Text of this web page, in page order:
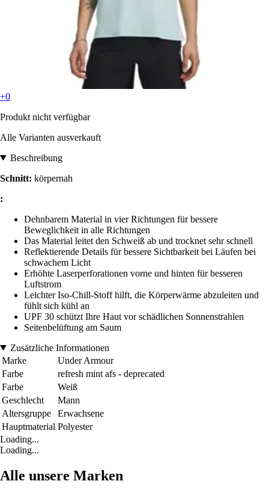
+0
Produkt nicht verfügbar
Alle Varianten ausverkauft
Beschreibung
Schnitt: körpernah
:
Dehnbarem Material in vier Richtungen für bessere
Beweglichkeit in alle Richtungen
Das Material leitet den Schweiß ab und trocknet sehr schnell
Reflektierende Details für bessere Sichtbarkeit bei Läufen bei
schwachem Licht
Erhöhte Laserperforationen vorne und hinten für besseren
Luftstrom
Leichter Iso-Chill-Stoff hilft, die Körperwärme abzuleiten und
fühlt sich kühl an
UPF 30 schützt Ihre Haut vor schädlichen Sonnenstrahlen
Seitenbelüftung am Saum
Zusätzliche Informationen
Marke
Under Armour
Farbe
refresh mint afs - deprecated
Farbe
Weiß
Geschlecht
Mann
Altersgruppe
Erwachsene
Hauptmaterial Polyester
Loading...
Loading...
Alle unsere Marken